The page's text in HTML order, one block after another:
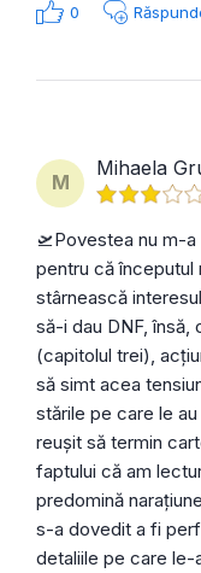
0
M
Mihaela
🛫Povestea nu m-
pentru că începutul
stârnească
să-i dau DNF, însă,
(capitolul trei),
să simt acea
stările pe care le
reușit să termin
faptului că am
predomină
s-a dovedit a fi
detaliile pe care le-